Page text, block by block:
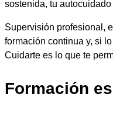
sostenida, tu autocuidado
Supervisión profesional,
formación continua y, si
Cuidarte es lo que te
Formación